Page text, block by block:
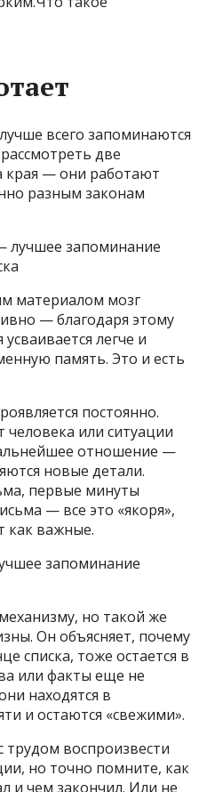
всего запоминаются
две
края — они работают
разным законам
лучшее запоминание
материалом мозг
— благодаря этому
легче и
память. Это и есть
постоянно.
или ситуации
отношение —
новые детали.
первые минуты
— все это «якоря»,
как важные.
запоминание
но такой же
Он объясняет, почему
списка, тоже остается в
или факты еще не
находятся в
и остаются «свежими».
воспроизвести
но точно помните, как
и чем закончил. Или не